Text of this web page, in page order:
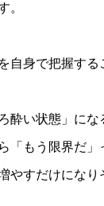
。
自身で把握する
酔い状態」にな
もう限界だ」
やすだけになり